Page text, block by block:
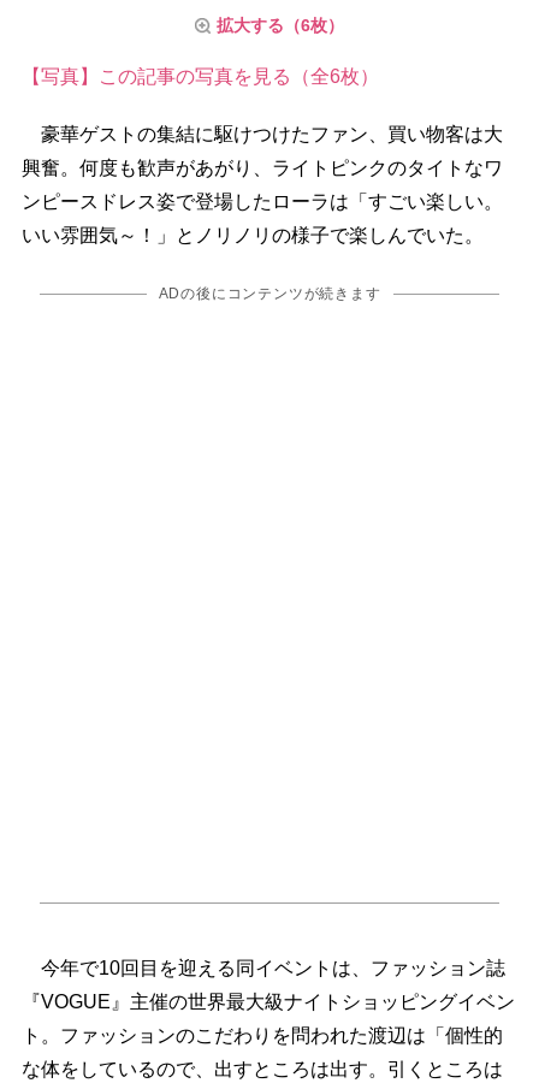
拡大する（6枚）
【写真】この記事の写真を見る（全6枚）
豪華ゲストの集結に駆けつけたファン、買い物客は大
興奮。何度も歓声があがり、ライトピンクのタイトなワ
ンピースドレス姿で登場したローラは「すごい楽しい。
いい雰囲気～！」とノリノリの様子で楽しんでいた。
ADの後にコンテンツが続きます
今年で10回目を迎える同イベントは、ファッション誌
『VOGUE』主催の世界最大級ナイトショッピングイベン
ト。ファッションのこだわりを問われた渡辺は「個性的
な体をしているので、出すところは出す。引くところは